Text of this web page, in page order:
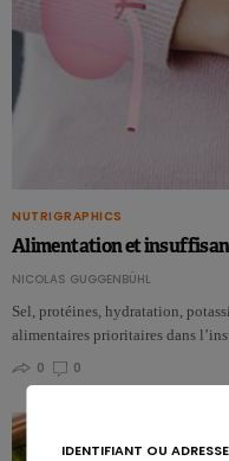
NUTRIGRAPHICS
Alimentation et
NICOLAS GUGGENBÜHL
Sel, protéines, hydratation,
alimentaires prioritaires dans
0
0
IDENTIFIANT OU